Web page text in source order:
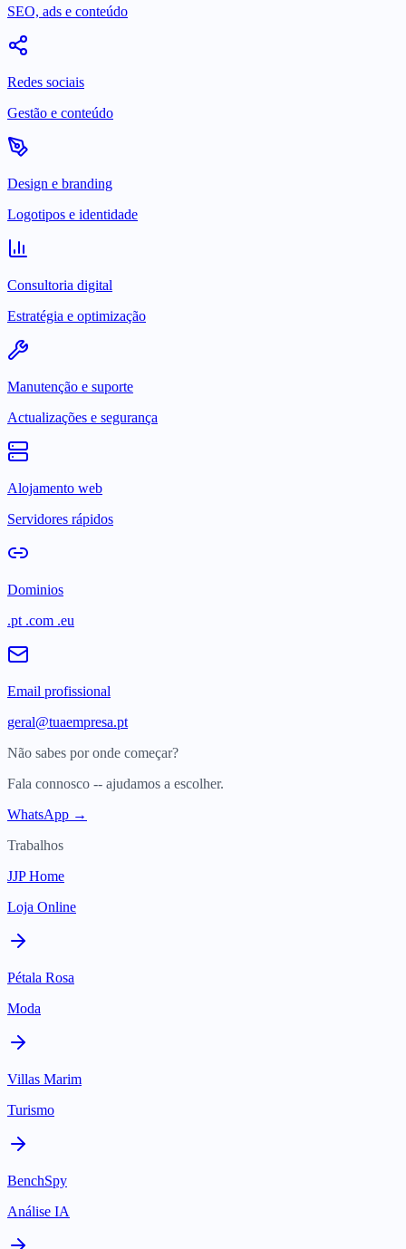
SEO, ads e conteúdo
Redes sociais
Gestão e conteúdo
Design e branding
Logotipos e identidade
Consultoria digital
Estratégia e optimização
Manutenção e suporte
Actualizações e segurança
Alojamento web
Servidores rápidos
Dominios
.pt .com .eu
Email profissional
geral@tuaempresa.pt
Não sabes por onde começar?
Fala connosco -- ajudamos a escolher.
WhatsApp →
Trabalhos
JJP Home
Loja Online
Pétala Rosa
Moda
Villas Marim
Turismo
BenchSpy
Análise IA